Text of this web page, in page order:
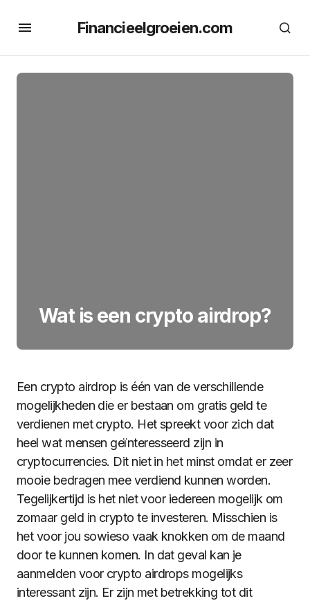
Financieelgroeien.com
Wat is een crypto airdrop?
Een crypto airdrop is één van de verschillende
mogelijkheden die er bestaan om gratis geld te
verdienen met crypto. Het spreekt voor zich dat
heel wat mensen geïnteresseerd zijn in
cryptocurrencies. Dit niet in het minst omdat er zeer
mooie bedragen mee verdiend kunnen worden.
Tegelijkertijd is het niet voor iedereen mogelijk om
zomaar geld in crypto te investeren. Misschien is
het voor jou sowieso vaak knokken om de maand
door te kunnen komen. In dat geval kan je
aanmelden voor crypto airdrops mogelijks
interessant zijn. Er zijn met betrekking tot dit